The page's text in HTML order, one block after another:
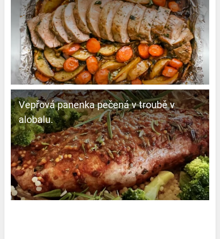
Vepřová panenka pečená v troubě v
alobalu.